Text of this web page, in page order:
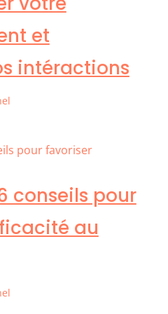
et
intéractions
conseils pour
au